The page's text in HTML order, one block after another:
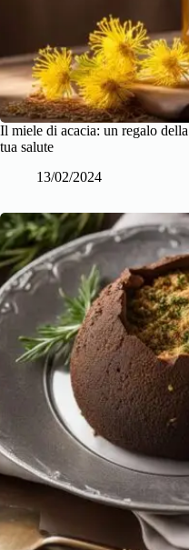
Il miele di acacia: un regalo
tua salute
13/02/2024